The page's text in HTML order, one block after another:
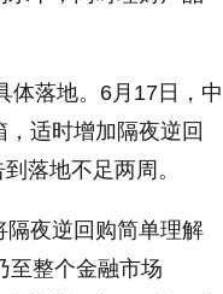
体落地。6月17日，中
适时增加隔夜逆回
落地不足两周。
夜逆回购简单理解
至整个金融市场